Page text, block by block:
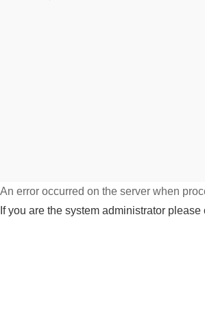
An error occurred on the server when
If you are the system administrator please